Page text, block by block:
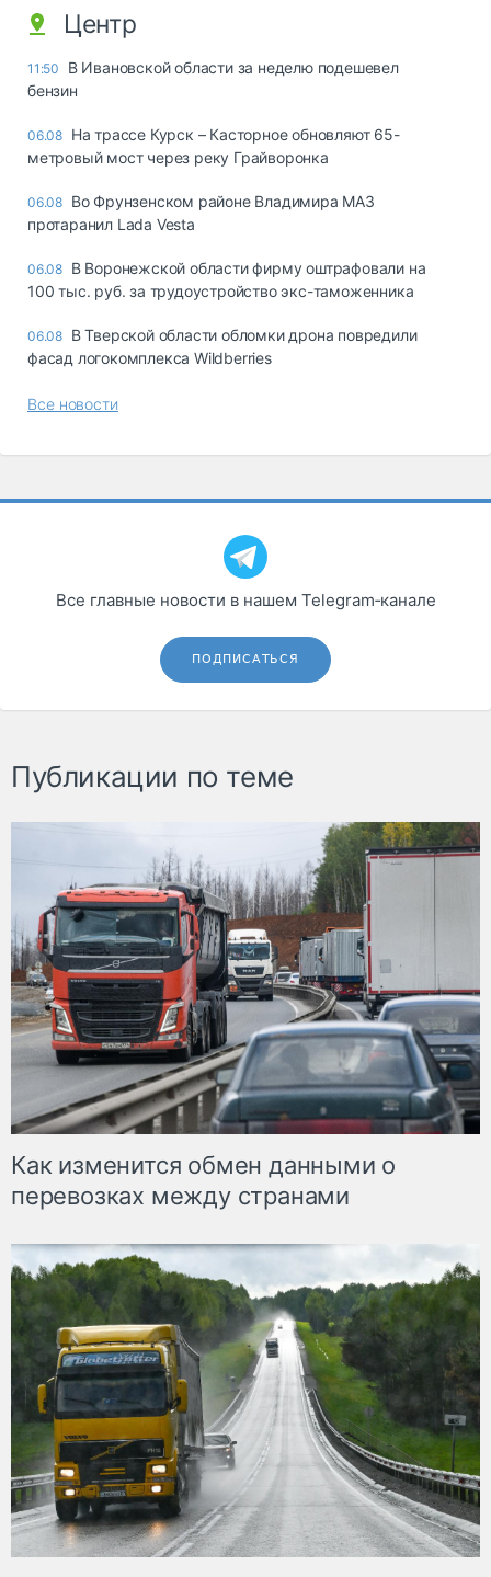
Центр
11:50
В Ивановской области за неделю подешевел
бензин
06.08 На трассе Курск – Касторное обновляют 65-
метровый мост через реку Грайворонка
06.08 Во Фрунзенском районе Владимира МАЗ
протаранил Lada Vesta
06.08 В Воронежской области фирму оштрафовали на
100 тыс. руб. за трудоустройство экс-таможенника
06.08 В Тверской области обломки дрона повредили
фасад логокомплекса Wildberries
Все новости
Все главные новости в нашем Telegram‑канале
ПОДПИСАТЬСЯ
Публикации по теме
Как изменится обмен данными о
перевозках между странами